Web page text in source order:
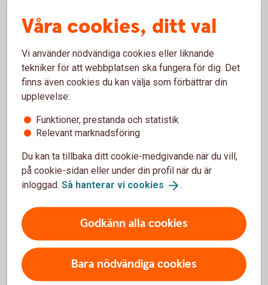
Pensionsvalet.se
Valcentral – vad gör de och vilken
tillhör du?
Valcentralerna administrerar avtalspensionerna, det vill
säga de kollektivavtalade tjänstepensionerna. De
premier som din arbetsgivare betalat skickas till rätt bolag.
Vilken valcentral som administrerar din tjänstepension
beror på vilket kollektivavtalsområde du tillhör. Om du är
osäker på vilken valcentral du tillhör - kontakta din
arbetsgivare. Läs mer om tjänstepension, avtalspension
Våra cookies, ditt val
Vi använder nödvändiga cookies eller liknande
tekniker för att webbplatsen ska fungera för dig. Det
finns även cookies du kan välja som förbättrar din
upplevelse:
Funktioner, prestanda och statistik
Relevant marknadsföring
Du kan ta tillbaka ditt cookie-medgivande när du vill,
på cookie-sidan eller under din profil när du är
inloggad. Så hanterar vi cookies .
Godkänn alla cookies
Bara nödvändiga cookies